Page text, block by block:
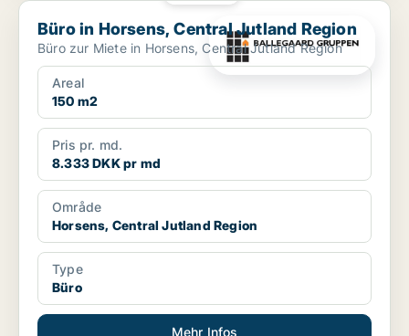
Büro in Horsens, Central Jutland Region
Büro in Horsens, Central Jutland Region
Büro zur Miete in Horsens, Central Jutland Region
Areal
150 m2
Pris pr. md.
8.333 DKK pr md
Område
Horsens, Central Jutland Region
Type
Büro
Mehr Infos